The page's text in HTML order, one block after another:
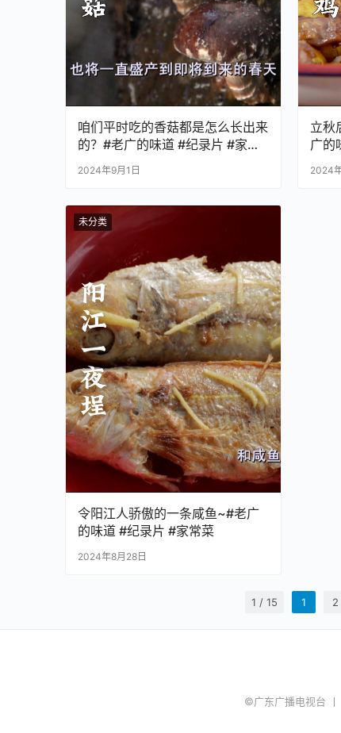
咱们平时吃的香菇都是怎么长出来
的？#老广的味道 #纪录片 #家常
2024年9月1日
立秋
广的
2024
未分类
令阳江人骄傲的一条咸鱼~#老广
的味道 #纪录片 #家常菜
2024年8月28日
1 / 15 1 2
©广东广播电视台 丨